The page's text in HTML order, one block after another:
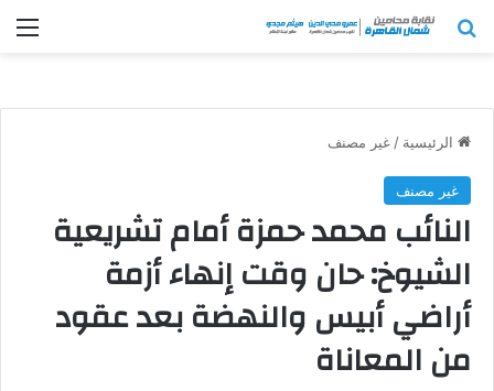
بحث عن
الرئيسية / غير مصنف
غير مصنف
النائب محمد حمزة أمام تشريعية
الشيوخ: حان وقت إنهاء أزمة
أراضي أبيس والنهضة بعد عقود
من المعاناة